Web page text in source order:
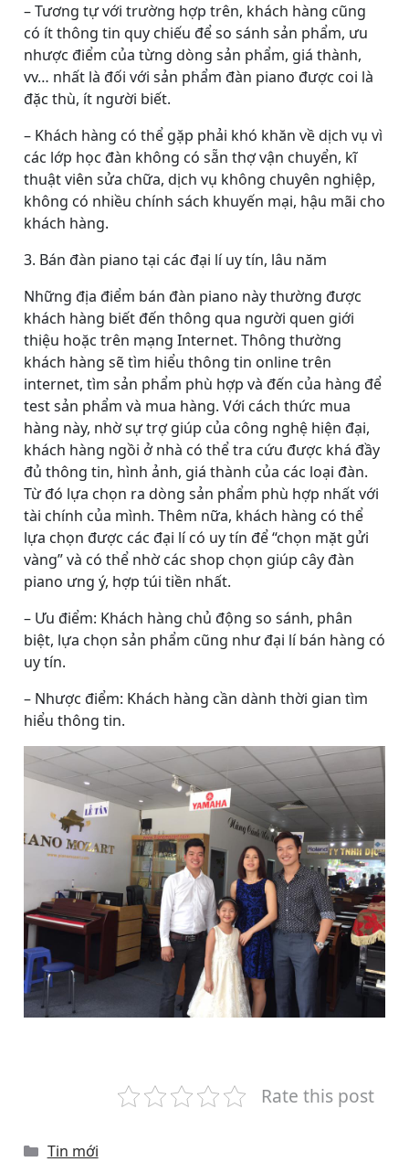
– Tương tự với trường hợp trên, khách hàng cũng
có ít thông tin quy chiếu để so sánh sản phẩm, ưu
nhược điểm của từng dòng sản phẩm, giá thành,
vv… nhất là đối với sản phẩm đàn piano được coi là
đặc thù, ít người biết.
– Khách hàng có thể gặp phải khó khăn về dịch vụ vì
các lớp học đàn không có sẵn thợ vận chuyển, kĩ
thuật viên sửa chữa, dịch vụ không chuyên nghiệp,
không có nhiều chính sách khuyến mại, hậu mãi cho
khách hàng.
3. Bán đàn piano tại các đại lí uy tín, lâu năm
Những địa điểm bán đàn piano này thường được
khách hàng biết đến thông qua người quen giới
thiệu hoặc trên mạng Internet. Thông thường
khách hàng sẽ tìm hiểu thông tin online trên
internet, tìm sản phẩm phù hợp và đến của hàng để
test sản phẩm và mua hàng. Với cách thức mua
hàng này, nhờ sự trợ giúp của công nghệ hiện đại,
khách hàng ngồi ở nhà có thể tra cứu được khá đầy
đủ thông tin, hình ảnh, giá thành của các loại đàn.
Từ đó lựa chọn ra dòng sản phẩm phù hợp nhất với
tài chính của mình. Thêm nữa, khách hàng có thể
lựa chọn được các đại lí có uy tín để “chọn mặt gửi
vàng” và có thể nhờ các shop chọn giúp cây đàn
piano ưng ý, hợp túi tiền nhất.
– Ưu điểm: Khách hàng chủ động so sánh, phân
biệt, lựa chọn sản phẩm cũng như đại lí bán hàng có
uy tín.
– Nhược điểm: Khách hàng cần dành thời gian tìm
hiểu thông tin.
Rate this post
Categories
Tin mới